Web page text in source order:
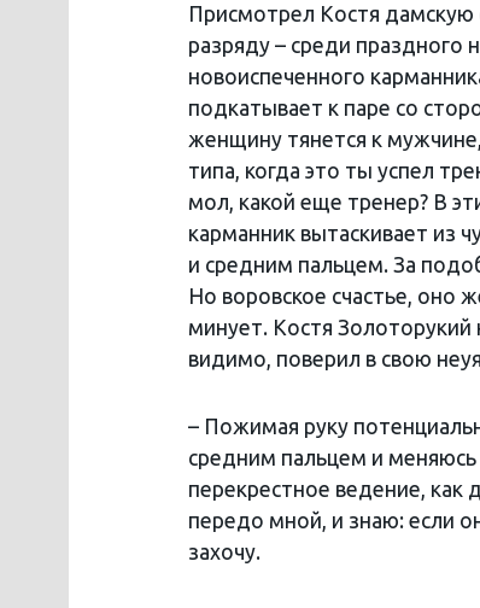
Присмотрел Костя
разряду – среди праздного
новоиспеченного
подкатывает к паре со
женщину тянется к
типа, когда это ты успел
мол, какой еще тренер? В
карманник вытаскивает из
и средним пальцем. За
Но воровское счастье, оно
минует. Костя Золоторукий
видимо, поверил в свою
– Пожимая руку
средним пальцем и меняюсь
перекрестное ведение, как
передо мной, и знаю: если
захочу.